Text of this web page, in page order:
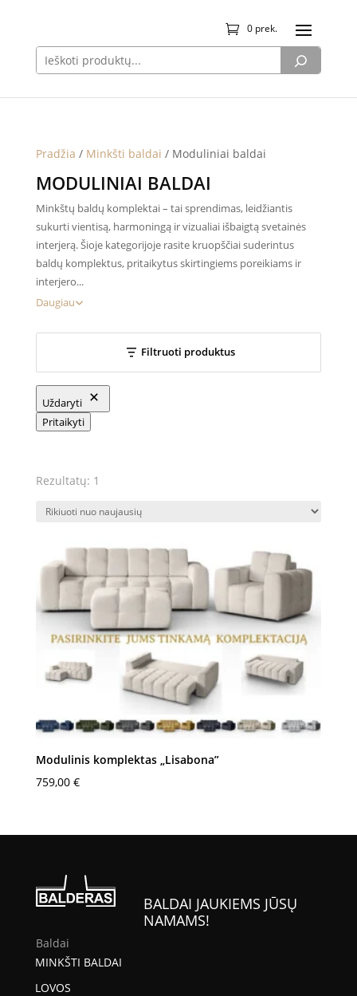
0 prek.
Pradžia / Minkšti baldai / Moduliniai baldai
MODULINIAI BALDAI
Minkštų baldų komplektai – tai sprendimas, leidžiantis
sukurti vientisą, harmoningą ir vizualiai išbaigtą svetainės
interjerą. Šioje kategorijoje rasite kruopščiai suderintus
baldų komplektus, pritaikytus skirtingiems poreikiams ir
interjero...
Daugiau
Filtruoti produktus
Uždaryti
Pritaikyti
Rezultatų: 1
Modulinis komplektas „Lisabona”
759,00 €
BALDAI JAUKIEMS JŪSŲ
NAMAMS!
Baldai
MINKŠTI BALDAI
LOVOS